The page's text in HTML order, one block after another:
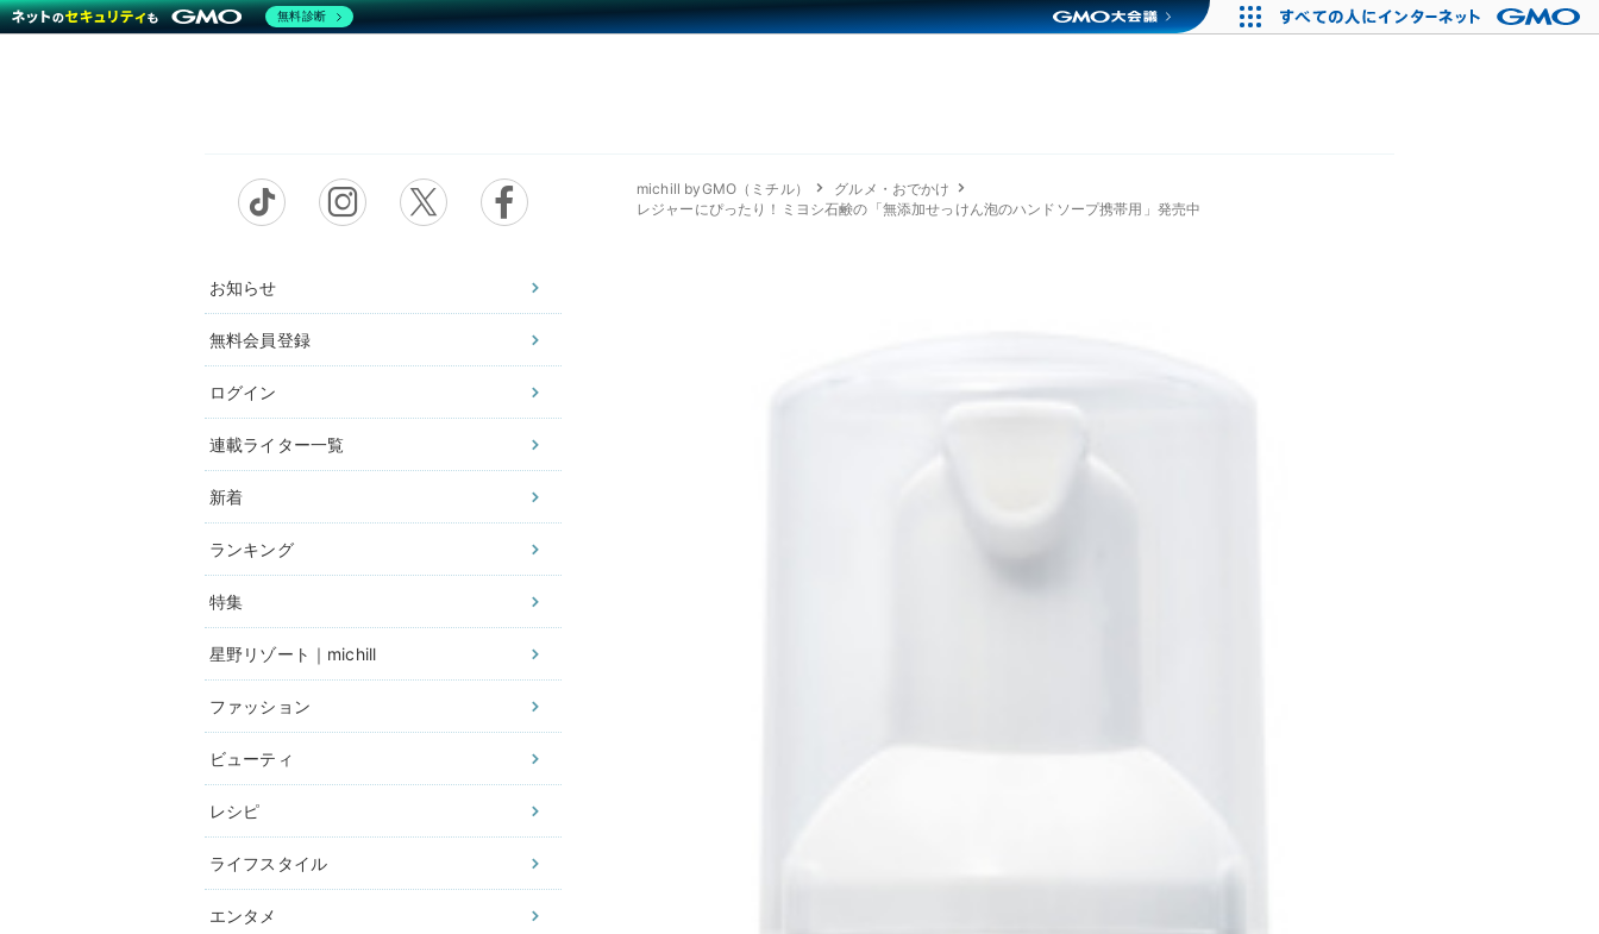
お知らせ
無料会員登録
ログイン
連載ライター一覧
新着
ランキング
特集
星野リゾート｜michill
ファッション
ビューティ
レシピ
ライフスタイル
エンタメ
michill byGMO（ミチル）
グルメ・おでかけ
レジャーにぴったり！ミヨシ石鹸の「無添加せっけん泡のハンドソープ携帯用」発売中
無料診断